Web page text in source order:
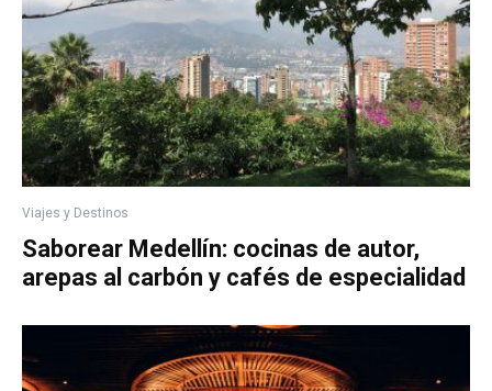
Viajes y Destinos
Saborear Medellín: cocinas de autor,
arepas al carbón y cafés de especialidad